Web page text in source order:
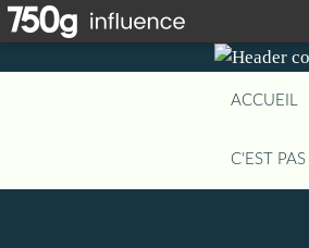
ACCUEIL
C'EST